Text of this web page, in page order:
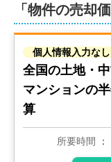
「物件の売却
個人情報入力なし
全国の土地・中
マンションの
算
所要時間